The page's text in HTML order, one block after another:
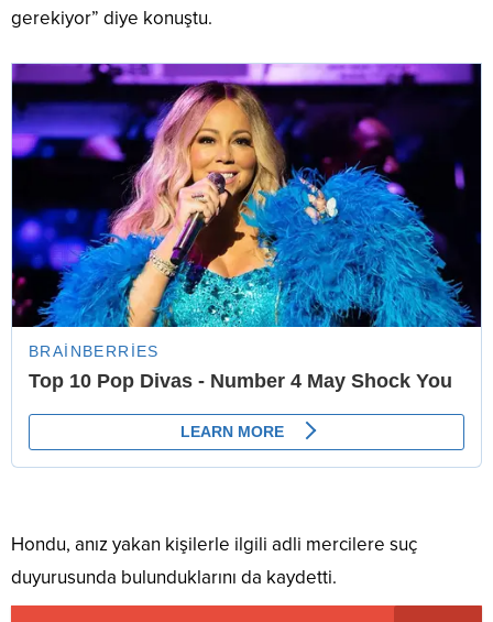
gerekiyor” diye konuştu.
Hondu, anız yakan kişilerle ilgili adli mercilere suç
duyurusunda bulunduklarını da kaydetti.